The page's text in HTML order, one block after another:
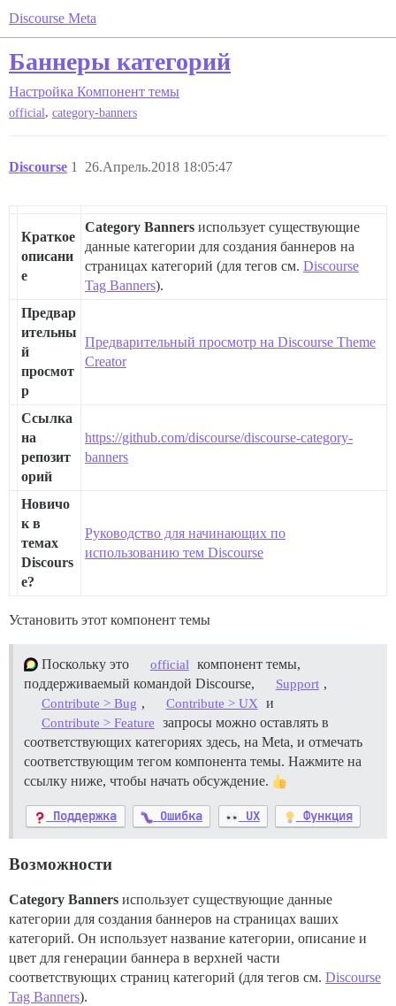
Discourse Meta
Баннеры категорий
Настройка Компонент темы
official, category-banners
Discourse 26.Апрель.2018 18:05:47
1
Краткое
описани
е
Category Banners использует существующие
данные категории для создания баннеров на
страницах категорий (для тегов см. Discourse
Tag Banners).
Предвар
ительны
й
просмот
р
Предварительный просмотр на Discourse Theme
Creator
Ссылка
на
репозит
орий
https://github.com/discourse/discourse-category-
banners
Новичо
к в
темах
Discours
e?
Руководство для начинающих по
использованию тем Discourse
Установить этот компонент темы
Поскольку это official компонент темы,
поддерживаемый командой Discourse,
Support ,
Contribute > Bug , Contribute > UX и
Contribute > Feature
запросы можно оставлять в
соответствующих категориях здесь, на Meta, и отмечать
соответствующим тегом компонента темы. Нажмите на
ссылку ниже, чтобы начать обсуждение.
Поддержка Ошибка UX Функция
Возможности
Category Banners использует существующие данные
категории для создания баннеров на страницах ваших
категорий. Он использует название категории, описание и
цвет для генерации баннера в верхней части
соответствующих страниц категорий (для тегов см. Discourse
Tag Banners).